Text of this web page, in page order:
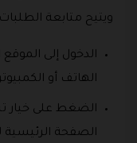
ويتيح متابعة
الدخول إلى
الهاتف أو
الضغط على خيار
الصفحة الرئيسية